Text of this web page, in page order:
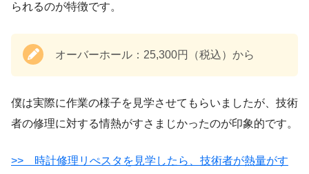
られるのが特徴です。
オーバーホール：25,300円（税込）から
僕は実際に作業の様子を見学させてもらいましたが、技術
者の修理に対する情熱がすさまじかったのが印象的です。
>> 時計修理リぺスタを見学したら、技術者が熱量がす